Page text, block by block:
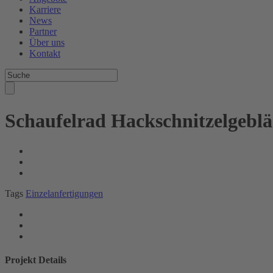
Karriere
News
Partner
Über uns
Kontakt
Schaufelrad
Tags Einzelanfertigungen
Projekt Details